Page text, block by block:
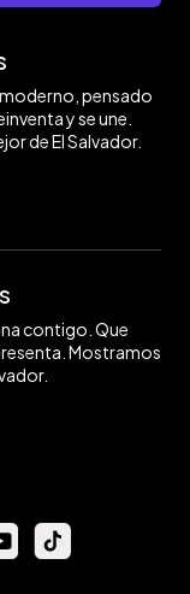
pensado
y se une.
de El Salvador.
contigo. Que
Mostramos